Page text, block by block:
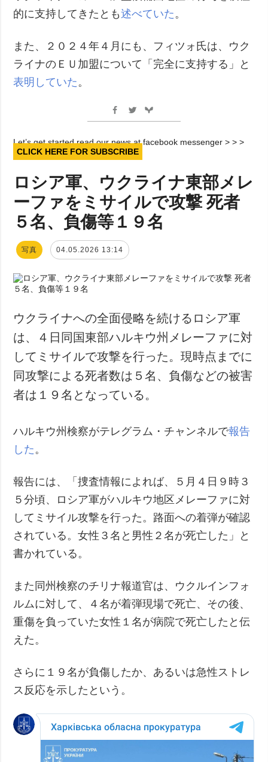
的に支持してきたとも述べていた 。
また、２０２４年４月にも、フィツォ氏は、ウク
ライナのＥＵ加盟について「完全に支持する」と
表明していた 。
Let’s get started read our news at facebook messenger > > >
CLICK HERE FOR SUBSCRIBE
ロシア軍、ウクライナ東部メレ
ーファをミサイルで攻撃 死者
５名、負傷等１９名
写真 04.05.2026 13:14
ウクライナへの全面侵略を続けるロシア軍
は、４日同国東部ハルキウ州メレーファに対
してミサイルで攻撃を行った。現時点までに
同攻撃による死者数は５名、負傷などの被害
者は１９名となっている。
ハルキウ州検察がテレグラム・チャンネルで報告
した 。
報告には、「捜査情報によれば、５月４日９時３
５分頃、ロシア軍がハルキウ地区メレーファに対
してミサイル攻撃を行った。路面への着弾が確認
されている。女性３名と男性２名が死亡した」と
書かれている。
また同州検察のチリナ報道官は、ウクルインフォ
ルムに対して、４名が着弾現場で死亡、その後、
重傷を負っていた女性１名が病院で死亡したと伝
えた。
さらに１９名が負傷したか、あるいは急性ストレ
ス反応を示したという。